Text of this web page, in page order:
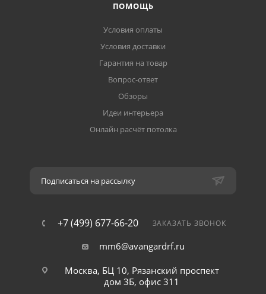
ПОМОЩЬ
Условия оплаты
Условия доставки
Гарантия на товар
Вопрос-ответ
Обзоры
Идеи интерьера
Онлайн расчёт потолка
Подписаться на рассылку
+7 (499) 677-66-20 ЗАКАЗАТЬ ЗВОНОК
mm6@avangardrf.ru
Москва, БЦ 10, Рязанский проспект
дом 3Б, офис 311